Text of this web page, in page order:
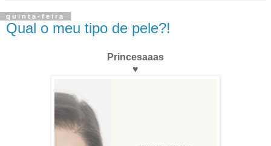
quinta-feira
Qual o meu tipo de pele?!
Princesaaas
♥